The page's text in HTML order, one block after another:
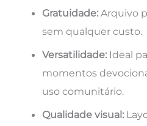
Gratuidade: Arquivo
sem qualquer custo.
Versatilidade: Ideal
momentos
uso comunitário.
Qualidade visual: